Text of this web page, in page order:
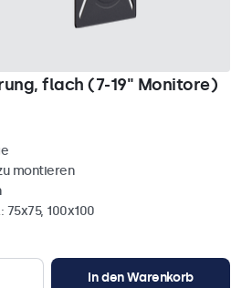
flach (7-19" Monitore)
montieren
100x100
In den Warenkorb